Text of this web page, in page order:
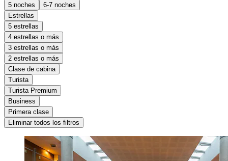
5 noches
6-7 noches
Estrellas
5 estrellas
4 estrellas o más
3 estrellas o más
2 estrellas o más
Clase de cabina
Turista
Turista Premium
Business
Primera clase
Eliminar todos los filtros